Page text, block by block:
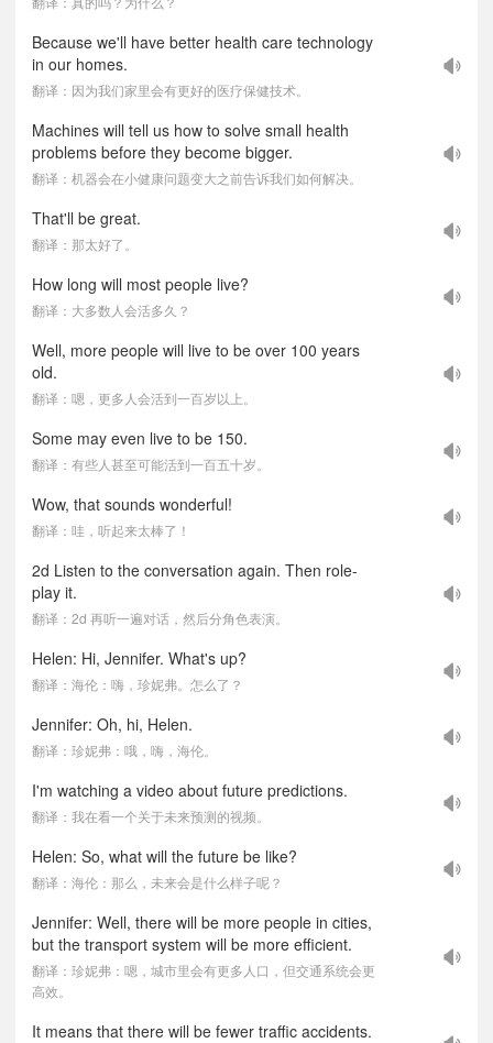
Because we'll have better health care technology
in our homes.
翻译：因为我们家里会有更好的医疗保健技术。
Machines will tell us how to solve small health
problems before they become bigger.
翻译：机器会在小健康问题变大之前告诉我们如何解决。
That'll be great.
翻译：那太好了。
How long will most people live?
翻译：大多数人会活多久？
Well, more people will live to be over 100 years
old.
翻译：嗯，更多人会活到一百岁以上。
Some may even live to be 150.
翻译：有些人甚至可能活到一百五十岁。
Wow, that sounds wonderful!
翻译：哇，听起来太棒了！
2d Listen to the conversation again. Then role-
play it.
翻译：2d 再听一遍对话，然后分角色表演。
Helen: Hi, Jennifer. What's up?
翻译：海伦：嗨，珍妮弗。怎么了？
Jennifer: Oh, hi, Helen.
翻译：珍妮弗：哦，嗨，海伦。
I'm watching a video about future predictions.
翻译：我在看一个关于未来预测的视频。
Helen: So, what will the future be like?
翻译：海伦：那么，未来会是什么样子呢？
Jennifer: Well, there will be more people in cities,
but the transport system will be more efficient.
翻译：珍妮弗：嗯，城市里会有更多人口，但交通系统会更
高效。
It means that there will be fewer traffic accidents.